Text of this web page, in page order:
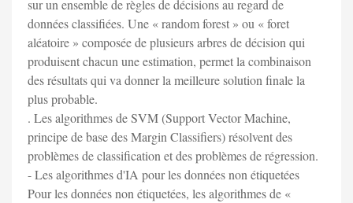
sur un ensemble de règles de décisions au regard de
données classifiées. Une « random forest » ou « foret
aléatoire » composée de plusieurs arbres de décision qui
produisent chacun une estimation, permet la combinaison
des résultats qui va donner la meilleure solution finale la
plus probable.
. Les algorithmes de SVM (Support Vector Machine,
principe de base des Margin Classifiers) résolvent des
problèmes de classification et des problèmes de régression.
- Les algorithmes d'IA pour les données non étiquetées
Pour les données non étiquetées, les algorithmes de «